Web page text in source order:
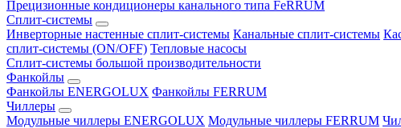
Прецизионные кондиционеры канального типа FeRRUM
Сплит-системы
Инверторные настенные сплит-системы Канальные сплит-системы
сплит-системы (ON/OFF) Тепловые насосы
Сплит-системы большой производительности
Фанкойлы
Фанкойлы ENERGOLUX Фанкойлы FERRUM
Чиллеры
Модульные чиллеры ENERGOLUX Модульные чиллеры FERRUM